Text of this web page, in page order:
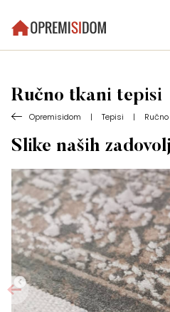
Ručno tkani tepisi
Opremisidom | Tepisi |
Slike naših